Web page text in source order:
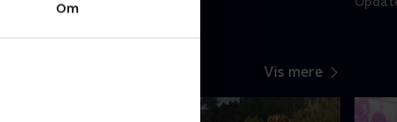
Om
Vis mere